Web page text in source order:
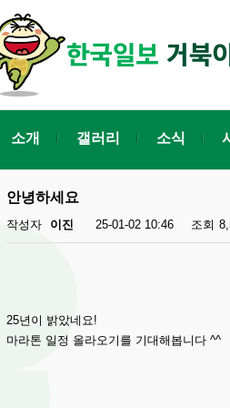
소개 갤러리 소식
안녕하세요
작성자 이진 25-01-02 10:46 조회
25년이 밝았네요!
마라톤 일정 올라오기를 기대해봅니다 ^^